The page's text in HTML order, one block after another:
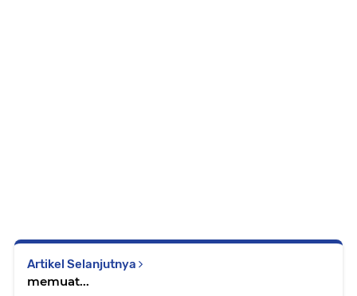
Artikel Selanjutnya
memuat...